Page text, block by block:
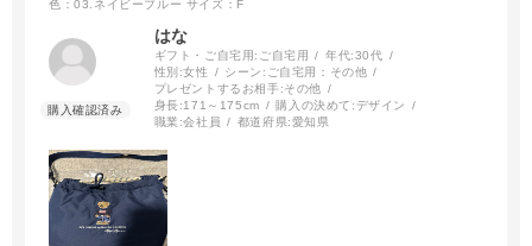
色：03.ネイビーブルー サイズ：F
はな
ギフト・ご自宅用: ご自宅用 年代:30代
性別:女性 シーン: ご自宅用：その他
プレゼントするお相手:その他
身長:171～175cm 購入の決めて: デザイン
職業:会社員 都道府県:愛知県